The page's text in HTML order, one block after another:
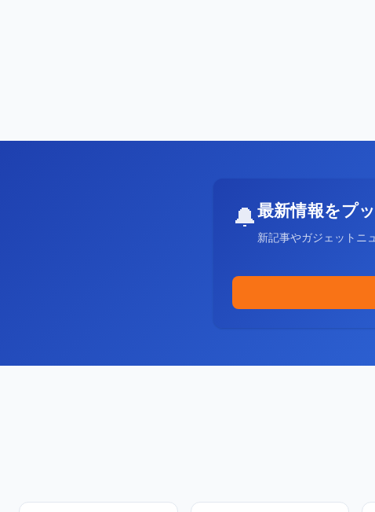
🔔最新情報をプ
新記事やガジェットニ